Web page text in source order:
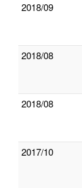
2018/09
2018/08
2018/08
2017/10